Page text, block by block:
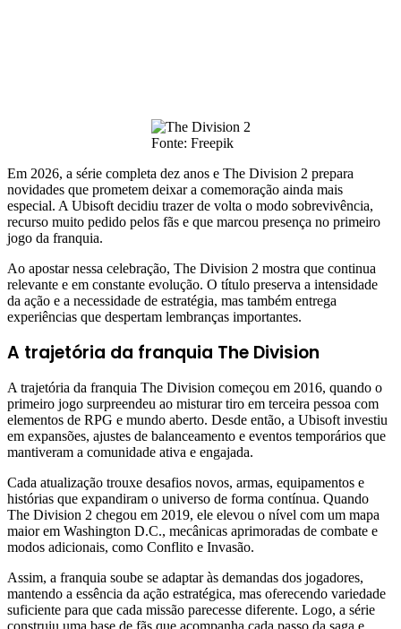
Fonte: Freepik
Em 2026, a série completa dez anos e The Division 2 prepara
novidades que prometem deixar a comemoração ainda mais
especial. A Ubisoft decidiu trazer de volta o modo sobrevivência,
recurso muito pedido pelos fãs e que marcou presença no primeiro
jogo da franquia.
Ao apostar nessa celebração, The Division 2 mostra que continua
relevante e em constante evolução. O título preserva a intensidade
da ação e a necessidade de estratégia, mas também entrega
experiências que despertam lembranças importantes.
A trajetória da franquia The Division
A trajetória da franquia The Division começou em 2016, quando o
primeiro jogo surpreendeu ao misturar tiro em terceira pessoa com
elementos de RPG e mundo aberto. Desde então, a Ubisoft investiu
em expansões, ajustes de balanceamento e eventos temporários que
mantiveram a comunidade ativa e engajada.
Cada atualização trouxe desafios novos, armas, equipamentos e
histórias que expandiram o universo de forma contínua. Quando
The Division 2 chegou em 2019, ele elevou o nível com um mapa
maior em Washington D.C., mecânicas aprimoradas de combate e
modos adicionais, como Conflito e Invasão.
Assim, a franquia soube se adaptar às demandas dos jogadores,
mantendo a essência da ação estratégica, mas oferecendo variedade
suficiente para que cada missão parecesse diferente. Logo, a série